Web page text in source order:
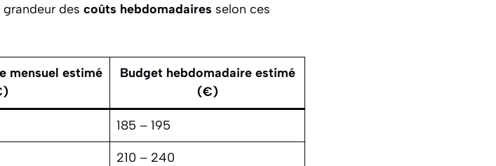
des coûts hebdomadaires selon ces
mensuel estimé
Budget hebdomadaire estimé
(€)
185 – 195
210 – 240